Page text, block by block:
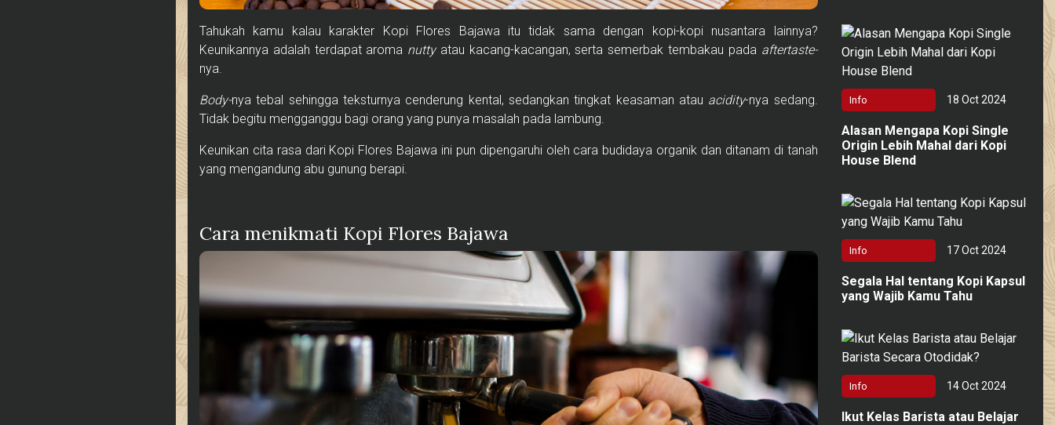
Tahukah kamu kalau karakter Kopi Flores Bajawa itu tidak sama dengan kopi-kopi nusantara lainnya?
Keunikannya adalah terdapat aroma nutty atau kacang-kacangan, serta semerbak tembakau pada aftertaste-
nya.
Body-nya tebal sehingga teksturnya cenderung kental, sedangkan tingkat keasaman atau acidity-nya sedang.
Tidak begitu mengganggu bagi orang yang punya masalah pada lambung.
Keunikan cita rasa dari Kopi Flores Bajawa ini pun dipengaruhi oleh cara budidaya organik dan ditanam di tanah
yang mengandung abu gunung berapi.
Cara menikmati Kopi Flores Bajawa
Info 18 Oct 2024
Alasan Mengapa Kopi Single
Origin Lebih Mahal dari Kopi
House Blend
Info 17 Oct 2024
Segala Hal tentang Kopi Kapsul
yang Wajib Kamu Tahu
Info 14 Oct 2024
Ikut Kelas Barista atau Belajar